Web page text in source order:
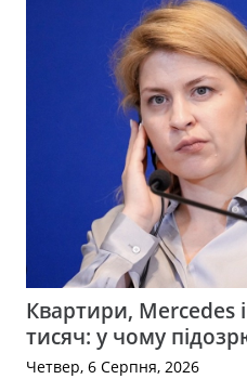
Квартири, Mercedes
тисяч: у чому
Четвер, 6 Серпня, 2026